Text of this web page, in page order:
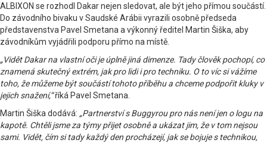
ALBIXON se rozhodl Dakar nejen sledovat, ale být jeho přímou součástí.
Do závodního bivaku v Saudské Arábii vyrazili osobně předseda
představenstva Pavel Smetana a výkonný ředitel Martin Šiška, aby
závodníkům vyjádřili podporu přímo na místě.
„Vidět Dakar na vlastní oči je úplně jiná dimenze. Tady člověk pochopí, co
znamená skutečný extrém, jak pro lidi i pro techniku. O to víc si vážíme
toho, že můžeme být součástí tohoto příběhu a chceme podpořit kluky v
jejich snažení,“říká Pavel Smetana.
Martin Šiška dodává: „Partnerství s Buggyrou pro nás není jen o logu na
kapotě. Chtěli jsme za týmy přijet osobně a ukázat jim, že v tom nejsou
sami. Vidět, čím si tady každý den procházejí, jak se bojuje s technikou,